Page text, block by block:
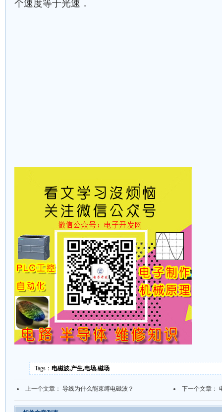
个速度等于光速．
Tags： 电磁波,产生,电场,磁场
上一个文章： 导线为什么能束缚电磁波？ 下一个文章：